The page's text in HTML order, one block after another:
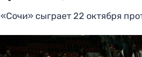
«Сочи» сыграет 22 октября